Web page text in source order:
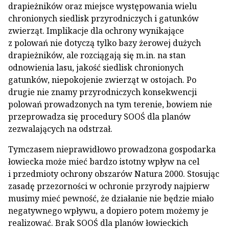
drapieżników oraz miejsce występowania wielu
chronionych siedlisk przyrodniczych i gatunków
zwierząt. Implikacje dla ochrony wynikające
z polowań nie dotyczą tylko bazy żerowej dużych
drapieżników, ale rozciągają się m.in. na stan
odnowienia lasu, jakość siedlisk chronionych
gatunków, niepokojenie zwierząt w ostojach. Po
drugie nie znamy przyrodniczych konsekwencji
polowań prowadzonych na tym terenie, bowiem nie
przeprowadza się procedury SOOŚ dla planów
zezwalających na odstrzał.
Tymczasem nieprawidłowo prowadzona gospodarka
łowiecka może mieć bardzo istotny wpływ na cel
i przedmioty ochrony obszarów Natura 2000. Stosując
zasadę przezorności w ochronie przyrody najpierw
musimy mieć pewność, że działanie nie będzie miało
negatywnego wpływu, a dopiero potem możemy je
realizować. Brak SOOŚ dla planów łowieckich